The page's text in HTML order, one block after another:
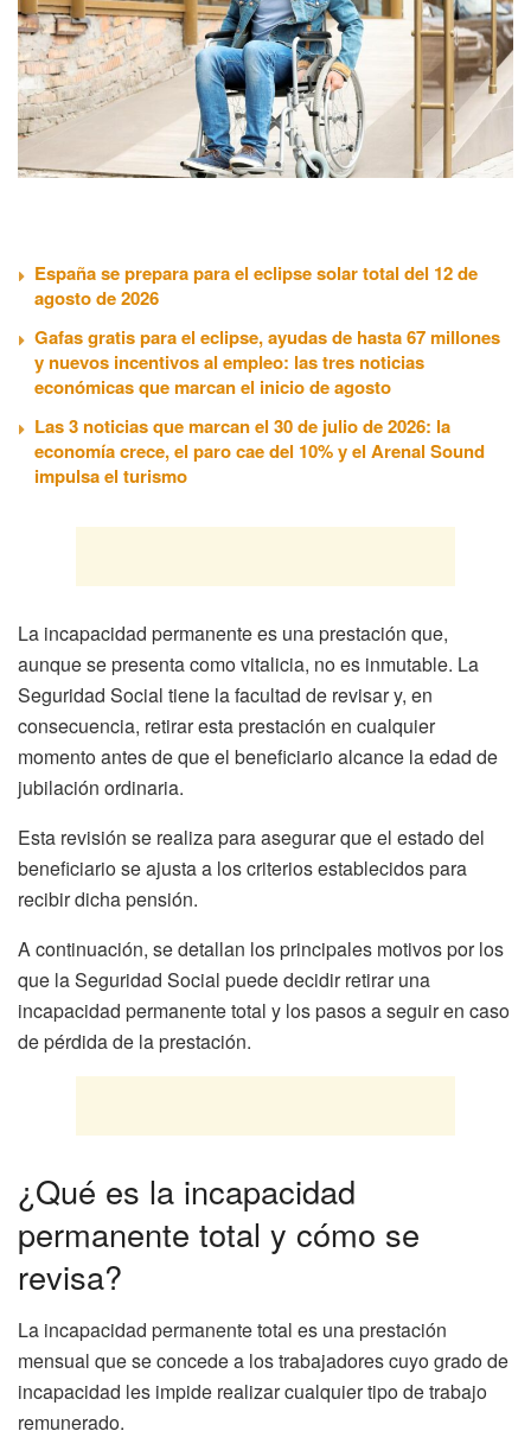
España se prepara para el eclipse solar total del 12 de
agosto de 2026
Gafas gratis para el eclipse, ayudas de hasta 67 millones
y nuevos incentivos al empleo: las tres noticias
económicas que marcan el inicio de agosto
Las 3 noticias que marcan el 30 de julio de 2026: la
economía crece, el paro cae del 10% y el Arenal Sound
impulsa el turismo
La incapacidad permanente es una prestación que,
aunque se presenta como vitalicia, no es inmutable. La
Seguridad Social tiene la facultad de revisar y, en
consecuencia, retirar esta prestación en cualquier
momento antes de que el beneficiario alcance la edad de
jubilación ordinaria.
Esta revisión se realiza para asegurar que el estado del
beneficiario se ajusta a los criterios establecidos para
recibir dicha pensión.
A continuación, se detallan los principales motivos por los
que la Seguridad Social puede decidir retirar una
incapacidad permanente total y los pasos a seguir en caso
de pérdida de la prestación.
¿Qué es la incapacidad
permanente total y cómo se
revisa?
La incapacidad permanente total es una prestación
mensual que se concede a los trabajadores cuyo grado de
incapacidad les impide realizar cualquier tipo de trabajo
remunerado.